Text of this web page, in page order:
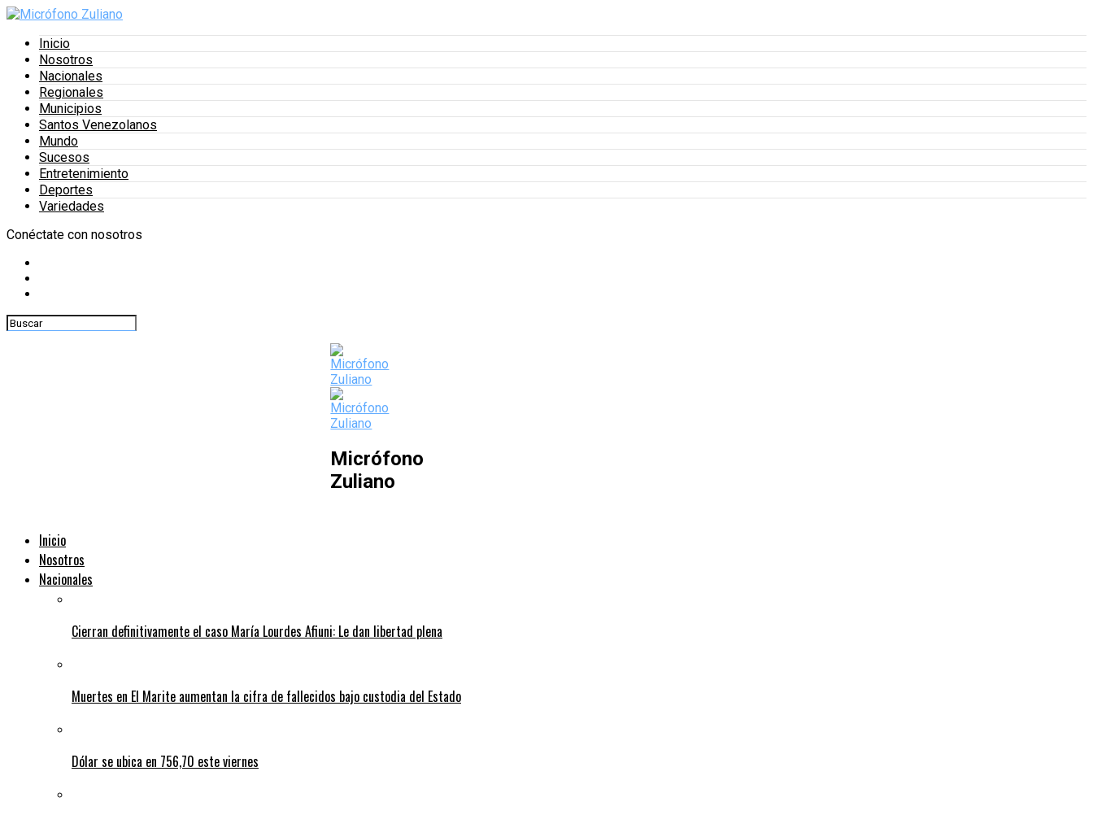
Inicio
Nosotros
Nacionales
Regionales
Municipios
Santos Venezolanos
Mundo
Sucesos
Entretenimiento
Deportes
Variedades
Conéctate con nosotros
Micrófono
Zuliano
Inicio
Nosotros
Nacionales
Cierran definitivamente el caso María Lourdes Afiuni: Le dan libertad plena
Muertes en El Marite aumentan la cifra de fallecidos bajo custodia del Estado
Dólar se ubica en 756,70 este viernes